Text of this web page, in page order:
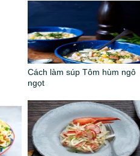
Cách làm súp Tôm hùm ngô
ngọt